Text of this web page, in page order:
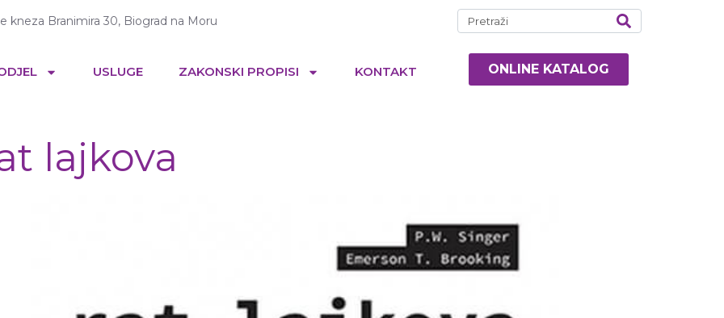
kneza Branimira 30, Biograd na Moru
USLUGE ZAKONSKI PROPISI KONTAKT ONLINE KATALOG
lajkova